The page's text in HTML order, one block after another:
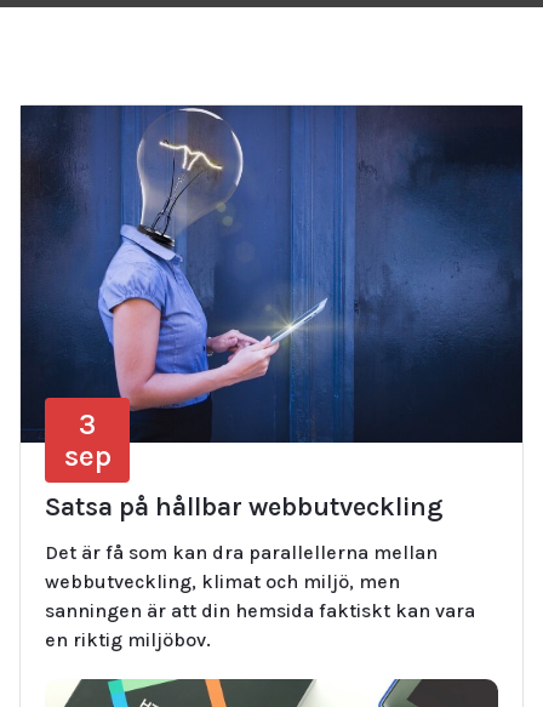
3
sep
Satsa på hållbar webbutveckling
Det är få som kan dra parallellerna mellan
webbutveckling, klimat och miljö, men
sanningen är att din hemsida faktiskt kan vara
en riktig miljöbov.